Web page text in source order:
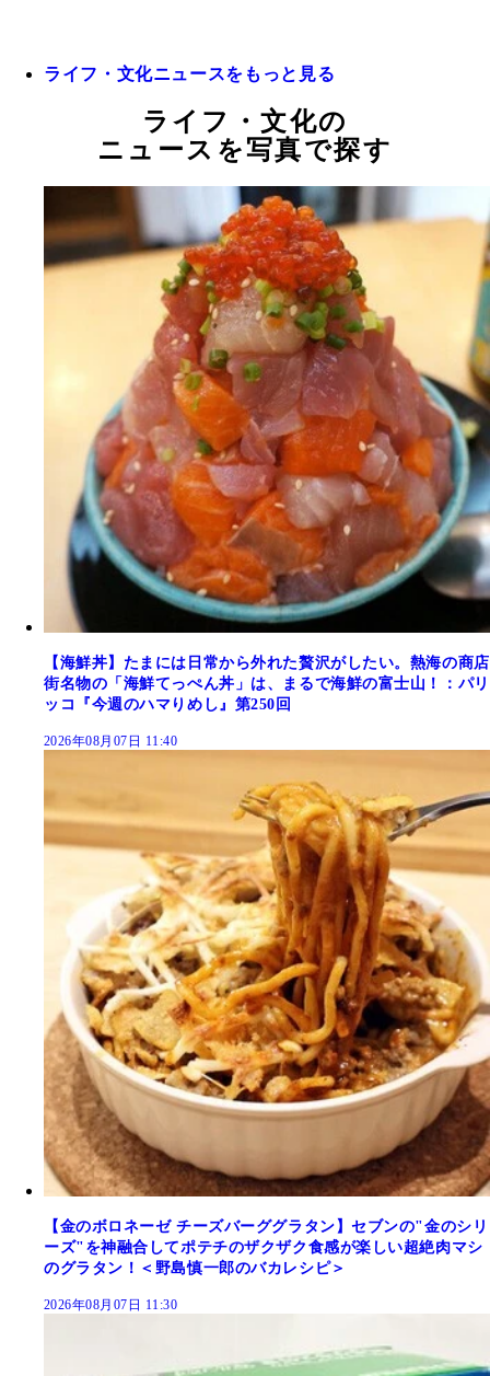
ライフ・文化ニュースをもっと見る
ライフ・文化の
ニュースを写真で探す
【海鮮丼】たまには日常から外れた贅沢がしたい。熱海の商店
街名物の「海鮮てっぺん丼」は、まるで海鮮の富士山！：パリ
ッコ『今週のハマりめし』第250回
2026年08月07日 11:40
【金のボロネーゼ チーズバーググラタン】セブンの"金のシリ
ーズ"を神融合してポテチのザクザク食感が楽しい超絶肉マシ
のグラタン！＜野島慎一郎のバカレシピ＞
2026年08月07日 11:30